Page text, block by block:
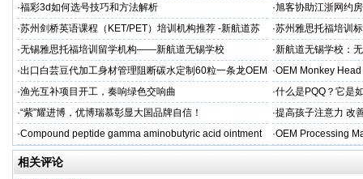
糟心！看完这篇再开
·福彩3d如何选号技巧和方法解析 ·旭客协助江浙网约
标杆
·苏州剑桥英语课程（KET/PET）培训机构推荐 -新航道苏
州学校
·苏州雅思托福培训
率领先
·无锡雅思托福培训留学机构——新航道无锡学校 ·新航道无锡学校：
·出口白芸豆代加工身材管理阻断碳水定制60粒一条龙OEM
贴牌
·OEM Monkey
aps
·渔光互补项目开工，奏响绿色交响曲 ·什么是PQQ？它是
·“紫”耀进博，优博瑞慕彰显大国品牌自信！ ·提高孩子注意力 改
·Compound peptide gamma aminobutyric acid ointment ·OEM Processing
相关评论